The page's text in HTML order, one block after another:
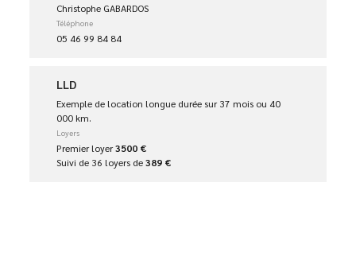
Christophe GABARDOS
Téléphone
05 46 99 84 84
LLD
Exemple de location longue durée sur 37 mois ou 40
000 km.
Loyers
Premier loyer3500 €
Suivi de 36 loyers de389 €